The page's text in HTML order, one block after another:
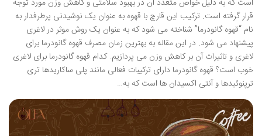
است که به دلیل خواص متعدد آن در بهبود سلامتی و کاهش وزن مورد توجه
قرار گرفته است. ترکیب این قارچ با قهوه به عنوان یک نوشیدنی پرطرفدار به
نام “قهوه گانودرما” شناخته می شود که به عنوان یک روش موثر در لاغری
پیشنهاد می شود. در این مقاله به بهترین زمان مصرف قهوه گانودرما برای
لاغری و تاثیرات آن بر کاهش وزن می پردازیم. کدام قهوه گانودرما برای لاغری
خوب است؟ قهوه گانودرما دارای ترکیبات فعالی مانند پلی ساکاریدها تری
ترپنوئیدها و آنتی اکسیدان ها است که به…